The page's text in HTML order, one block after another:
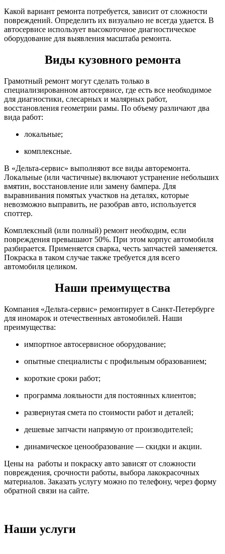
Какой вариант ремонта потребуется, зависит от сложности
повреждений. Определить их визуально не всегда удается. В
автосервисе использует высокоточное диагностическое
оборудование для выявления масштаба ремонта.
Виды кузовного ремонта
Грамотный ремонт могут сделать только в
специализированном автосервисе, где есть все необходимое
для диагностики, слесарных и малярных работ,
восстановления геометрии рамы. По объему различают два
вида работ:
локальные;
комплексные.
В «Дельта-сервис» выполняют все виды авторемонта.
Локальные (или частичные) включают устранение небольших
вмятин, восстановление или замену бампера. Для
выравнивания помятых участков на деталях, которые
невозможно выправить, не разобрав авто, используется
споттер.
Комплексный (или полный) ремонт необходим, если
повреждения превышают 50%. При этом корпус автомобиля
разбирается. Применяется сварка, честь запчастей заменяется.
Покраска в таком случае также требуется для всего
автомобиля целиком.
Наши преимущества
Компания «Дельта-сервис» ремонтирует в Санкт-Петербурге
для иномарок и отечественных автомобилей. Наши
преимущества:
импортное автосервисное оборудование;
опытные специалисты с профильным образованием;
короткие сроки работ;
программа лояльности для постоянных клиентов;
развернутая смета по стоимости работ и деталей;
дешевые запчасти напрямую от производителей;
динамическое ценообразование — скидки и акции.
Цены на работы и покраску авто зависят от сложности
повреждения, срочности работы, выбора лакокрасочных
материалов. Заказать услугу можно по телефону, через форму
обратной связи на сайте.
Наши услуги